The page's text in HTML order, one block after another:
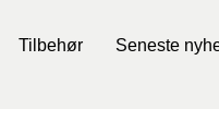
Tilbehør Seneste